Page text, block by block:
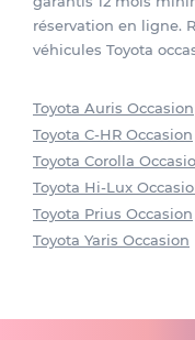
réservation en ligne.
véhicules Toyota
Toyota Auris Occasion
Toyota C-HR Occasion
Toyota Corolla
Toyota Hi-Lux
Toyota Prius Occasion
Toyota Yaris Occasion